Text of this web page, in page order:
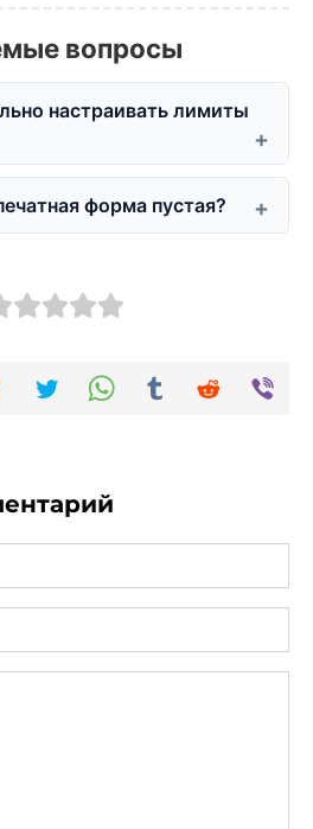
вопросы
настраивать лимиты
форма пустая?